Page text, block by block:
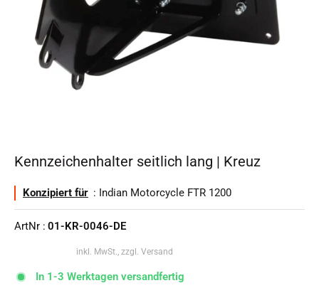
Kennzeichenhalter seitlich lang | Kreuz
Konzipiert für : Indian Motorcycle FTR 1200
ArtNr : 01-KR-0046-DE
inkl. MwSt., zzgl. Versand
In 1-3 Werktagen versandfertig